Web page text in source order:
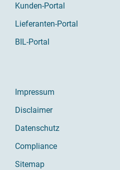
Kunden-Portal
Lieferanten-Portal
BIL-Portal
Impressum
Disclaimer
Datenschutz
Compliance
Sitemap